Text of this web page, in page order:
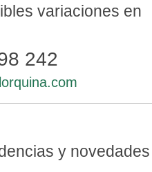
variaciones en
242
y novedades